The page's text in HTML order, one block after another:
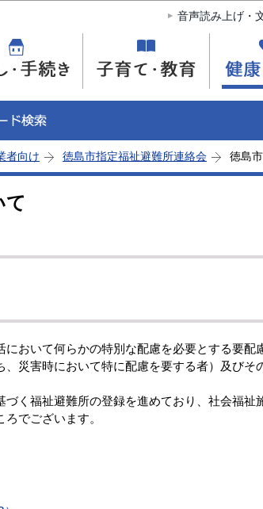
このページの本文へ移動
音声読み上げ・
者向け 徳島市指定福祉避難所連絡会 徳島
て
おいて何らかの特別な配慮を必要とする要配
災害時において特に配慮を要する者）及びそ
く福祉避難所の登録を進めており、社会福祉
でございます。